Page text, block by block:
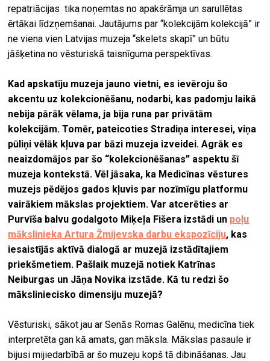
repatriācijas tika noņemtas no apakšrāmja un sarullētas
ērtākai līdzņemšanai. Jautājums par “kolekcijām kolekcijā” ir
ne viena vien Latvijas muzeja “skelets skapī” un būtu
jāšķetina no vēsturiskā taisnīguma perspektīvas.
Kad apskatīju muzeja jauno vietni, es ievēroju šo
akcentu uz kolekcionēšanu, nodarbi, kas padomju laikā
nebija pārāk vēlama, ja bija runa par privātām
kolekcijām. Tomēr, pateicoties Stradiņa interesei, viņa
pūliņi vēlāk kļuva par bāzi muzeja izveidei. Agrāk es
neaizdomājos par šo “kolekcionēšanas” aspektu šī
muzeja kontekstā. Vēl jāsaka, ka Medicīnas vēstures
muzejs pēdējos gados kļuvis par nozīmīgu platformu
vairākiem mākslas projektiem. Var atcerēties ar
Purvīša balvu godalgoto Miķeļa Fišera izstādi un poļu
mākslinieka Artura Žmijevska darbu ekspozīciju, kas
iesaistījās aktīvā dialogā ar muzejā izstādītajiem
priekšmetiem. Pašlaik muzejā notiek Katrīnas
Neiburgas un Jāņa Novika izstāde. Kā tu redzi šo
māksliniecisko dimensiju muzejā?
Vēsturiski, sākot jau ar Senās Romas Galēnu, medicīna tiek
interpretēta gan kā amats, gan māksla. Mākslas pasaule ir
bijusi mijiedarbībā ar šo muzeju kopš tā dibināšanas. Jau